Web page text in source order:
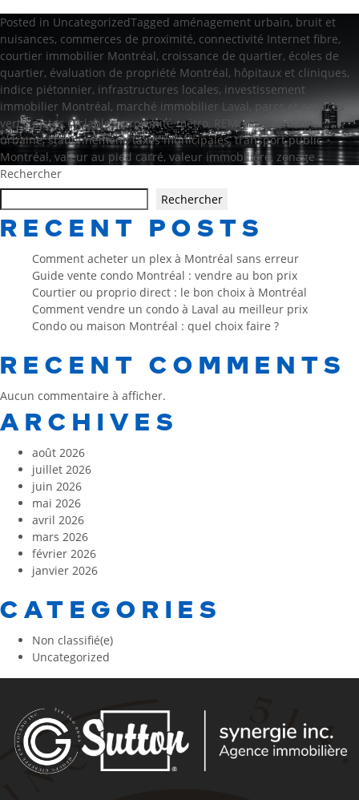
Posted in UncategorizedTagged aménagement urbain, bruit et
nuisances, commerces de proximité, connectivité Internet fibre,
courtier immobilier Montréal, croissance de quartier, écoles de
quartier, évaluation de propriété Montréal, hôpitaux et cliniques,
indice piétonnier, infrastructures locales, investissement
immobilier Montréal, marché immobilier Laval, parcs et espaces
verts,pistes cyclables,proximité métro , REM ,revitalisation
urbaine,stationnement,taxes municipales,transport public
Montréal, valeur au pied carré, valeur immobilière, zonage
Rechercher
Rechercher
RECENT POSTS
Comment acheter un plex à Montréal sans erreur
Guide vente condo Montréal : vendre au bon prix
Courtier ou proprio direct : le bon choix à Montréal
Comment vendre un condo à Laval au meilleur prix
Condo ou maison Montréal : quel choix faire ?
RECENT COMMENTS
Aucun commentaire à afficher.
ARCHIVES
août 2026
juillet 2026
juin 2026
mai 2026
avril 2026
mars 2026
février 2026
janvier 2026
CATEGORIES
Non classifié(e)
Uncategorized